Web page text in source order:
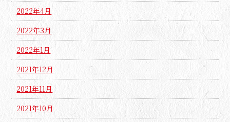
2022年4月
2022年3月
2022年1月
2021年12月
2021年11月
2021年10月